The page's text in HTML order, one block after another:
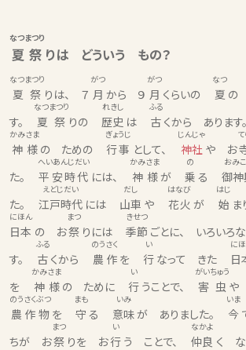
夏祭
なつまつり
りは どういう もの？
夏祭
なつまつり
りは、 ７ 月
がつ
から ９ 月
がつ
くらいの 夏
なつ
の
す。 夏祭
なつまつり
りの 歴史
れきし
は 古
ふる
くから あります
神様
かみさま
の ための 行事
ぎょうじ
として、 神社
じんじゃ
や お
た。 平安時代
へいあんじだい
には、 神様
かみさま
が 乗
の
る 御
おみ
た。 江戸時代
えどじだい
には 山車
だし
や 花火
はなび
が 始
はじ
日本
にほん
の お祭
まつ
りには 季節
きせつ
ごとに、 いろいろ
す。 古
ふる
くから 農作
のうさく
を 行
い
なって きた 日
に
を 神様
かみさま
の ために 行
い
うことで、 害虫
がいちゅう
や
農作物
のうさくぶつ
を 守
まも
る 意味
いみ
が ありました。 今
いま
ちが お祭
まつ
りを お行
い
う ことで、 仲良
なかよ
く